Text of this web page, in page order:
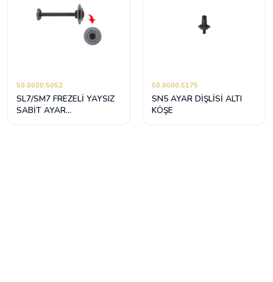
50.0000.5052
SL7/SM7 FREZELİ YAYSIZ
SABİT AYAR
50.0000.5175
SN5 AYAR DİŞLİSİ ALTI
KÖŞE